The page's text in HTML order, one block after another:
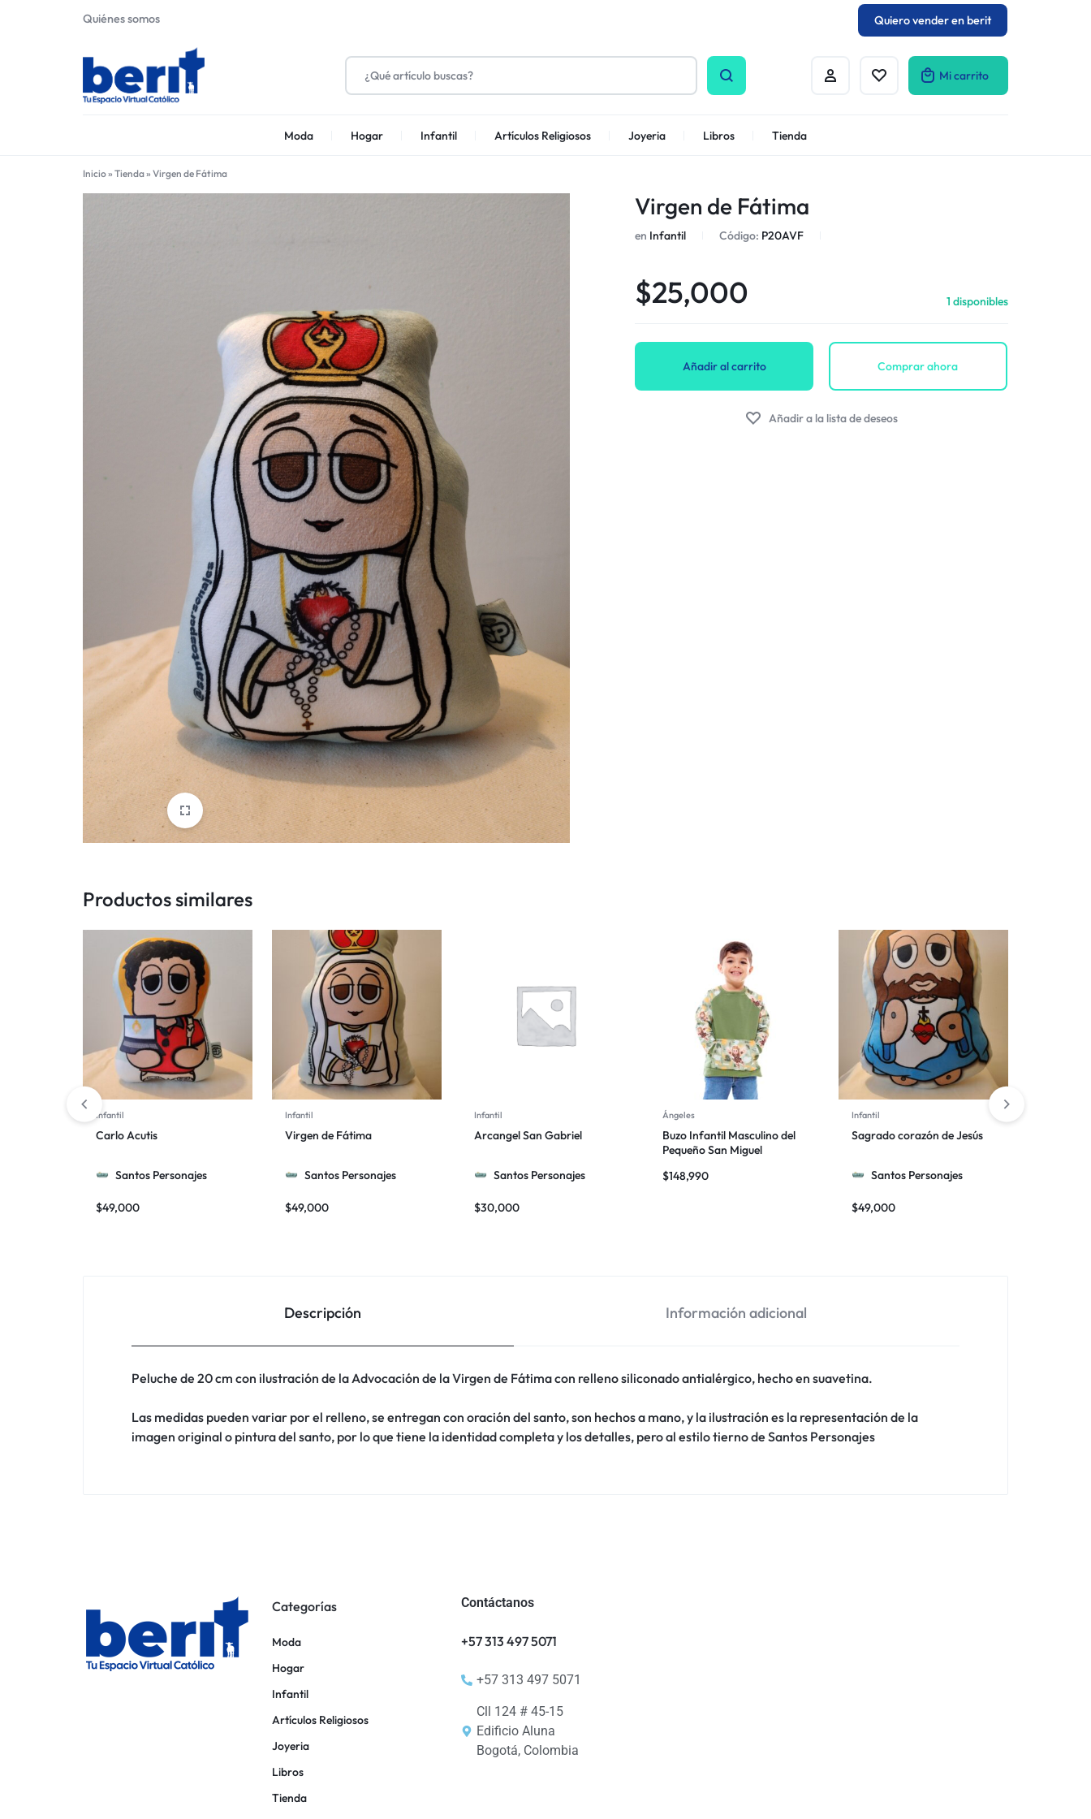
Quiénes somos Quiero vender en berit
MARKETPLACE
EMPRENDEDORES,
COMUNIDADES
CATÓLICAS
OFRECEN
ARTÍCULOS
RELIGIOSOS,
SERVICIOS
Y
MUCHAS
OTRAS
INICIATIVAS
INSPIRADAS
EN
FE.
Mi carrito
Moda Hogar Infantil Artículos Religiosos Joyeria Libros Tienda
Inicio» Tienda» Virgen de Fátima
Virgen de Fátima
en Infantil Código: P20AVF
$25,000 1 disponibles
Añadir al carrito Comprar ahora
Productos similares
Infantil
Carlo Acutis
Santos Personajes
$49,000
Infantil
Virgen de Fátima
Santos Personajes
$49,000
Infantil
Arcangel San Gabriel
Santos Personajes
$30,000
Ángeles
Buzo Infantil Masculino del
Pequeño San Miguel
$148,990
Infantil
Sagrado corazón de Jesús
Santos Personajes
$49,000
Descripción Información adicional
Peluche de 20 cm con ilustración de la Advocación de la Virgen de Fátima con relleno siliconado antialérgico, hecho en suavetina.
Las medidas pueden variar por el relleno, se entregan con oración del santo, son hechos a mano, y la ilustración es la representación de la
imagen original o pintura del santo, por lo que tiene la identidad completa y los detalles, pero al estilo tierno de Santos Personajes
Categorías
Moda
Hogar
Infantil
Artículos Religiosos
Joyeria
Libros
Tienda
Contáctanos
+57 313 497 5071
+57 313 497 5071
Cll 124 # 45-15
Edificio Aluna
Bogotá, Colombia